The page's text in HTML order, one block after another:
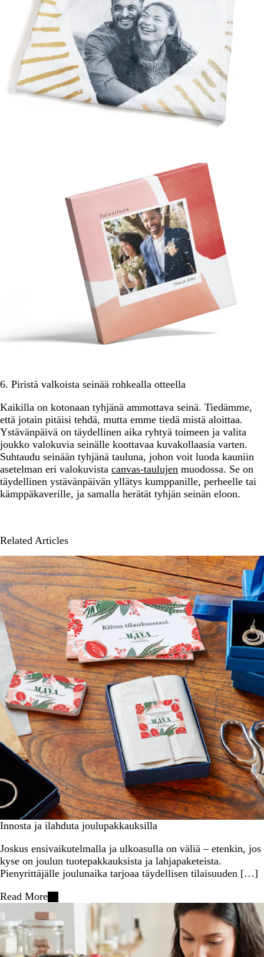
6. Piristä valkoista seinää rohkealla otteella
Kaikilla on kotonaan tyhjänä ammottava seinä. Tiedämme,
että jotain pitäisi tehdä, mutta emme tiedä mistä aloittaa.
Ystävänpäivä on täydellinen aika ryhtyä toimeen ja valita
joukko valokuvia seinälle koottavaa kuvakollaasia varten.
Suhtaudu seinään tyhjänä tauluna, johon voit luoda kauniin
asetelman eri valokuvista canvas-taulujen muodossa. Se on
täydellinen ystävänpäivän yllätys kumppanille, perheelle tai
kämppäkaverille, ja samalla herätät tyhjän seinän eloon.
Related Articles
Innosta ja ilahduta joulupakkauksilla
Joskus ensivaikutelmalla ja ulkoasulla on väliä – etenkin, jos
kyse on joulun tuotepakkauksista ja lahjapaketeista.
Pienyrittäjälle joulunaika tarjoaa täydellisen tilaisuuden […]
Read More